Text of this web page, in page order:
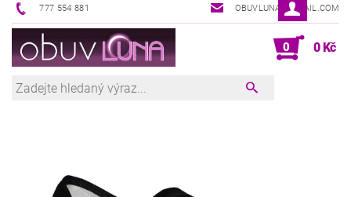
777 554 881 OBUVLUNA@GMAIL.COM
0 0 Kč